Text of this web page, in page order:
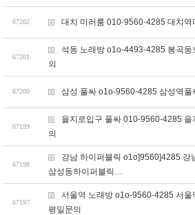
67202 대치 미러룸 010·9560·4285 대치
67201
석동 노래방 o1o-4493-4285 봉곡
의
67200 삼성 풀싸 o1o-9560-4285 삼성역
67199
을지로입구 풀싸 010-9560-4285
의
67198
강남 하이퍼블릭 o1o]9560]4285 강
삼성동하이퍼블릭…
67197
서울역 노래방 o1o-9560-4285 서
평일문의